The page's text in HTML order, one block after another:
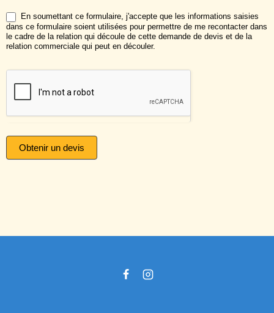
En soumettant ce formulaire, j'accepte que les informations saisies
dans ce formulaire soient utilisées pour permettre de me recontacter dans
le cadre de la relation qui découle de cette demande de devis et de la
relation commerciale qui peut en découler.
Obtenir un devis